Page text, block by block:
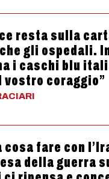
resta sulla
gli ospedali.
i caschi blu
vostro coraggio”
cosa fare con
della guerra